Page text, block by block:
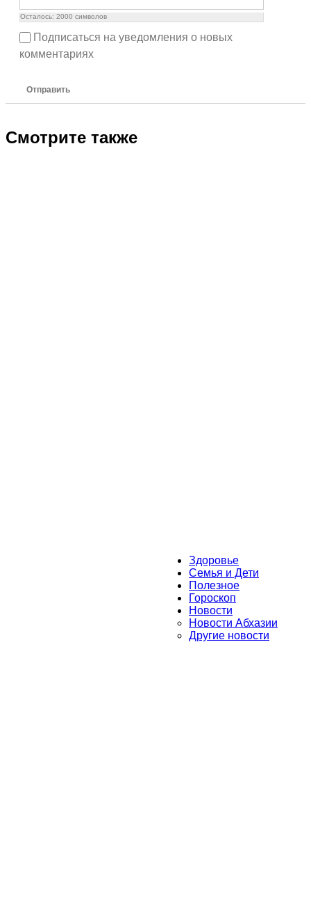
Осталось: 2000 символов
Подписаться на уведомления о новых
комментариях
Отправить
Смотрите также
Здоровье
Семья и Дети
Полезное
Гороскоп
Новости
Новости Абхазии
Другие новости